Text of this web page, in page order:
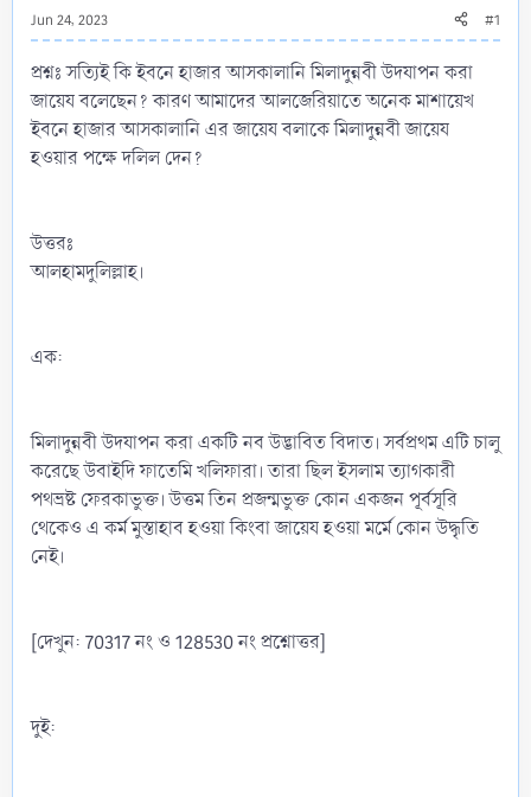
Jun 24, 2023 #1
প্রশ্নঃ সত্যিই কি ইবনে হাজার আসকালানি মিলাদুন্নবী উদযাপন করা
জায়েয বলেছেন? কারণ আমাদের আলজেরিয়াতে অনেক মাশায়েখ
ইবনে হাজার আসকালানি এর জায়েয বলাকে মিলাদুন্নবী জায়েয
হওয়ার পক্ষে দলিল দেন?
উত্তরঃ
আলহামদুলিল্লাহ।
এক:
মিলাদুন্নবী উদযাপন করা একটি নব উদ্ভাবিত বিদাত। সর্বপ্রথম এটি চালু
করেছে উবাইদি ফাতেমি খলিফারা। তারা ছিল ইসলাম ত্যাগকারী
পথভ্রষ্ট ফেরকাভুক্ত। উত্তম তিন প্রজন্মভুক্ত কোন একজন পূর্বসূরি
থেকেও এ কর্ম মুস্তাহাব হওয়া কিংবা জায়েয হওয়া মর্মে কোন উদ্ধৃতি
নেই।
[দেখুন: 70317 নং ও 128530 নং প্রশ্নোত্তর]
দুই: